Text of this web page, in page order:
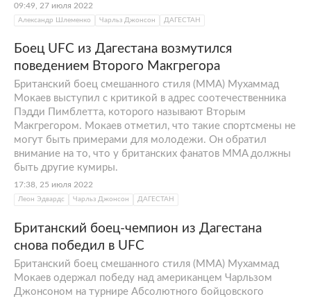
09:49, 27 июля 2022
Александр Шлеменко Чарльз Джонсон ДАГЕСТАН
Боец UFC из Дагестана возмутился
поведением Второго Макгрегора
Британский боец смешанного стиля (MMA) Мухаммад
Мокаев выступил с критикой в адрес соотечественника
Пэдди Пимблетта, которого называют Вторым
Макгрегором. Мокаев отметил, что такие спортсмены не
могут быть примерами для молодежи. Он обратил
внимание на то, что у британских фанатов MMA должны
быть другие кумиры.
17:38, 25 июля 2022
Леон Эдвардс Чарльз Джонсон ДАГЕСТАН
Британский боец-чемпион из Дагестана
снова победил в UFC
Британский боец смешанного стиля (MMA) Мухаммад
Мокаев одержал победу над американцем Чарльзом
Джонсоном на турнире Абсолютного бойцовского